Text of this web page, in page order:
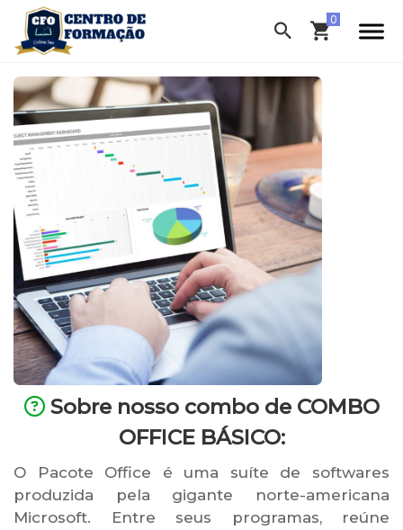
Sobre nosso combo de COMBO
OFFICE BÁSICO:
O Pacote Office é uma suíte de softwares
produzida pela gigante norte-americana
Microsoft. Entre seus programas, reúne